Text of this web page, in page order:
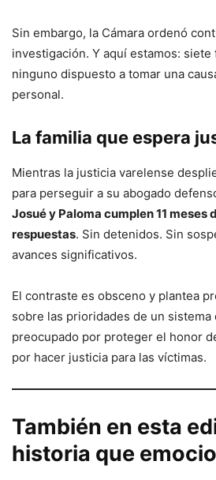
Sin embargo, la Cámara ordenó
investigación. Y aquí estamos: siete
ninguno dispuesto a tomar una
personal.
La familia que espera
Mientras la justicia varelense
para perseguir a su abogado
Josué y Paloma cumplen 11 meses
respuestas. Sin detenidos. Sin
avances significativos.
El contraste es obsceno y plantea
sobre las prioridades de un sistema
preocupado por proteger el honor
por hacer justicia para las víctimas.
También en esta
historia que